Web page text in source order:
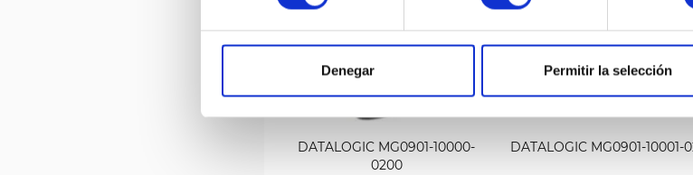
Denegar Permitir la selección
DATALOGIC MG0901-10000-
0200
DATALOGIC MG0901-10001-